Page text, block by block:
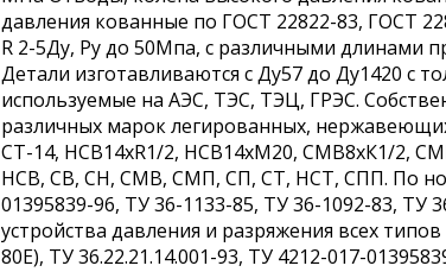
давления кованные по ГОСТ 22822-83, ГОСТ
R 2-5Ду, Ру до 50Мпа, с различными
Детали изготавливаются с Ду57 до Ду1420 с
используемые на АЭС, ТЭС, ТЭЦ, ГРЭС.
различных марок легированных,
СТ-14, НСВ14хR1/2, НСВ14хМ20, СМВ8хК1/2,
НСВ, СВ, СН, СМВ, СМП, СП, СТ, НСТ, СПП. По
01395839-96, ТУ 36-1133-85, ТУ 36-1092-83, ТУ
устройства давления и разряжения всех
80Е), ТУ 36.22.21.14.001-93, ТУ 4212-017-